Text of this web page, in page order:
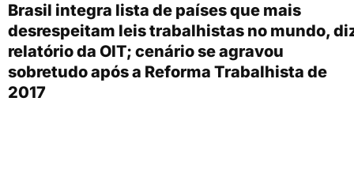
Brasil integra lista de países que mais
desrespeitam leis trabalhistas no mundo,
relatório da OIT; cenário se agravou
sobretudo após a Reforma Trabalhista de
2017